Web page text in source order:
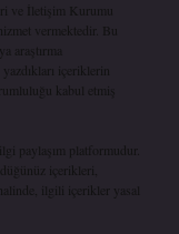
ve İletişim Kurumu
vermektedir. Bu
içeriklerin
kabul etmiş
paylaşım platformudur.
içerikleri,
ilgili içerikler yasal